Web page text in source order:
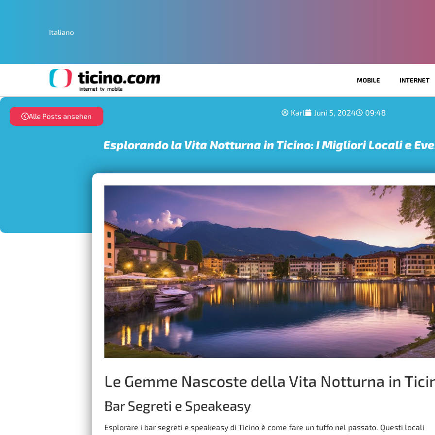
Italiano
MOBILE INTERNET
Alle Posts ansehen Karl Juni 5, 2024 09:48
Esplorando la Vita Notturna in Ticino: I Migliori Locali e
Le Gemme Nascoste della Vita Notturna in
Bar Segreti e Speakeasy
Esplorare i bar segreti e speakeasy di Ticino è come fare un tuffo nel passato. Questi locali